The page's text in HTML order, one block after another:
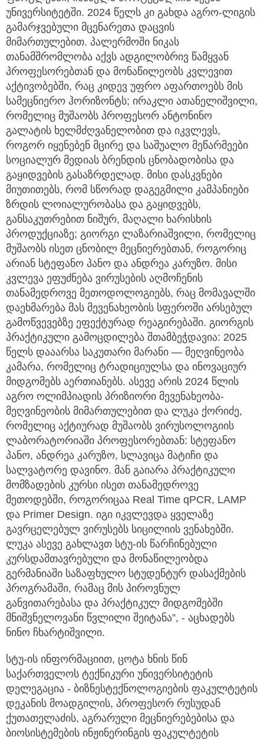
უნივერსიტეტში. 2024 წელს კი გახდა აგრო-ლიგის
გამარჯვებული მცენარეთა დაცვის
მიმართულებით. პალერმოში ნიკას
თანამშრომლობა აქვს ადგილობრივ წამყვან
პროფესორებთან და მონაწილეობს კვლევით
აქტივობებში, რაც კიდევ უფრო აფართოებს მის
სამეცნიერო ჰორიზონტს; ირაკლი ათანელიშვილი,
რომელიც მუშაობს პროფესორ ანტონინო
გალატის ხელმძღვანელობით და იკვლევს,
როგორ იყენებენ მცირე და საშუალო მეწარმეები
სოციალურ მედიას ბრენდის ცნობადობისა და
გაყიდვების გასაზრდელად. მისი დასკვნები
მიუთითებს, რომ სწორად დაგეგმილი კამპანიები
ზრდის ლოიალურობასა და გაყიდვებს,
განსაკუთრებით ნიშურ, მაღალი ხარისხის
პროდუქციაზე; გიორგი ლაზარიაშვილი, რომელიც
მუშაობს ისეთ ცნობილ მეცნიერებთან, როგორიც
არიან სტეფანო პანო და ანდრეა კარუზო. მისი
კვლევა ეფუძნება ვირუსების აღმოჩენის
თანამედროვე მეთოდოლოგიებს, რაც მომავალში
დაეხმარება მას მევენახეობის სფეროში არსებულ
გამოწვევებზე ეფექტურად რეაგირებაში. გიორგის
პრაქტიკული გამოცდილება შთამბეჭდავია: 2025
წელს დააარსა საკუთარი მარანი — მეღვინეობა
კამარა, რომელიც ტრადიციულსა და ინოვაციურ
მიდგომებს აერთიანებს. ასევე არის 2024 წლის
აგრო ოლიმპიადის პრიზიორი მევენახეობა-
მეღვინეობის მიმართულებით და ლუკა ქორიძე,
რომელიც აქტიურად მუშაობს ვირუსოლოგიის
ლაბორატორიაში პროფესორებთან: სტეფანო
პანო, ანდრეა კარუზო, სლავიცა მატიჩი და
სალვატორე დავინო. მან გაიარა პრაქტიკული
მომზადების კურსი ისეთ თანამედროვე
მეთოდებში, როგორიცაა Real Time qPCR, LAMP
და Primer Design. იგი იკვლევდა ყველაზე
გავრცელებულ ვირუსებს სიცილიის ვენახებში.
ლუკა ასევე გახლავთ სტუ-ის წარჩინებული
კურსდამთავრებული და მონაწილეობდა
გერმანიაში საზაფხულო სტუდენტურ დასაქმების
პროგრამაში, რამაც მის პიროვნულ
განვითარებასა და პრაქტიკულ მიდგომებში
მნიშვნელოვანი წვლილი შეიტანა”, - აცხადებს
ნინო ჩხარტიშვილი.
სტუ-ის ინფორმაციით, ცოტა ხნის წინ
საქართველოს ტექნიკური უნივერსიტეტის
დელეგაცია - ბიზნესტექნოლოგიების ფაკულტეტის
დეკანის მოადგილის, პროფესორ რუსუდან
ქუთათელაძის, აგრარული მეცნიერებებისა და
ბიოსისტემების ინჟინერინგის ფაკულტეტის